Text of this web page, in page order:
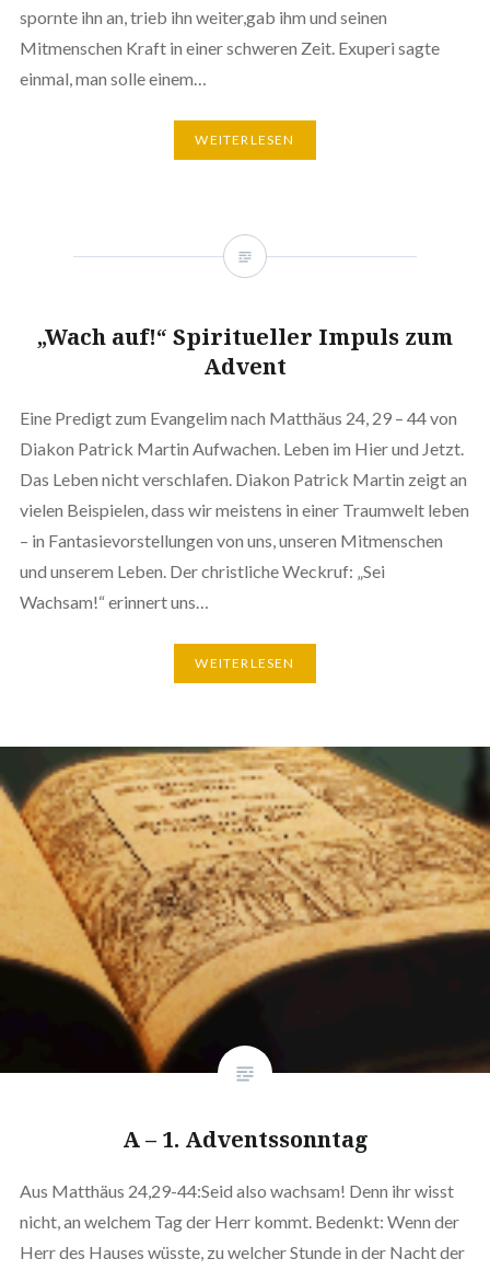
spornte ihn an, trieb ihn weiter,gab ihm und seinen
Mitmenschen Kraft in einer schweren Zeit. Exuperi sagte
einmal, man solle einem…
WEITERLESEN
„Wach auf!“ Spiritueller Impuls zum
Advent
Eine Predigt zum Evangelim nach Matthäus 24, 29 – 44 von
Diakon Patrick Martin Aufwachen. Leben im Hier und Jetzt.
Das Leben nicht verschlafen. Diakon Patrick Martin zeigt an
vielen Beispielen, dass wir meistens in einer Traumwelt leben
– in Fantasievorstellungen von uns, unseren Mitmenschen
und unserem Leben. Der christliche Weckruf: „Sei
Wachsam!“ erinnert uns…
WEITERLESEN
A – 1. Adventssonntag
Aus Matthäus 24,29-44:Seid also wachsam! Denn ihr wisst
nicht, an welchem Tag der Herr kommt. Bedenkt: Wenn der
Herr des Hauses wüsste, zu welcher Stunde in der Nacht der